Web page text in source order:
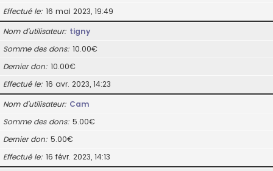
Effectué le 16 mai 2023, 19:49
Nom d’utilisateur tigny
Somme des dons 10.00€
Dernier don 10.00€
Effectué le 16 avr. 2023, 14:23
Nom d’utilisateur Cam
Somme des dons 5.00€
Dernier don 5.00€
Effectué le 16 févr. 2023, 14:13